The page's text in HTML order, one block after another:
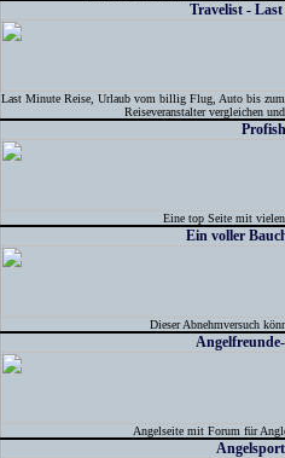
Travelist -
Last Minute Reise, Urlaub vom billig Flug, Auto bis
Reiseveranstalter vergleichen
Eine top Seite mit
Ein voller
Dieser Abnehmversuch
Angelseite mit Forum für